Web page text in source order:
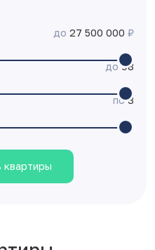
до 27 500 000 ₽
до98
по3